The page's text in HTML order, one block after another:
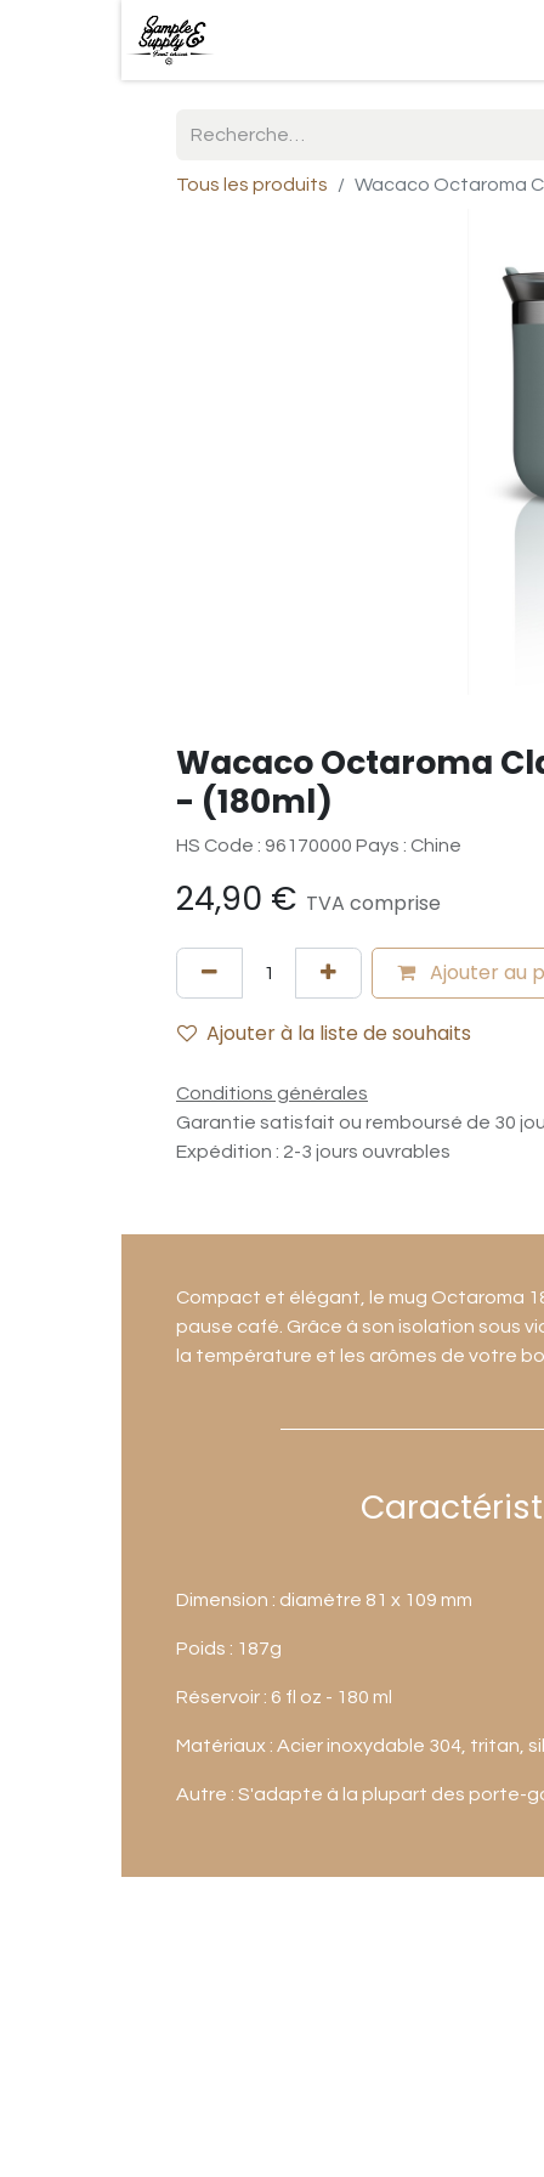
Tous les produits Wacaco Octaroma
Wacaco Octaroma
- (180ml)
HS Code : 96170000 Pays : Chine
24,90 € TVA comprise
Ajouter au
Ajouter à la liste de souhaits
Conditions générales
Garantie satisfait ou remboursé de 30
Expédition : 2-3 jours ouvrables
Compact et élégant, le mug Octaroma
pause café. Grâce à son isolation sous
la température et les arômes de votre
Dimension : diamètre 81 x 109 mm
Poids : 187g
Réservoir : 6 fl oz - 180 ml
Matériaux : Acier inoxydable 304, tritan,
Autre : S'adapte à la plupart des porte-